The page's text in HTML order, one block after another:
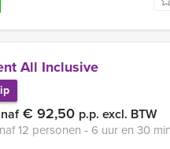
All Inclusive
€ 92,50 p.p. excl. BTW
12 personen ‐ 6 uur en 30